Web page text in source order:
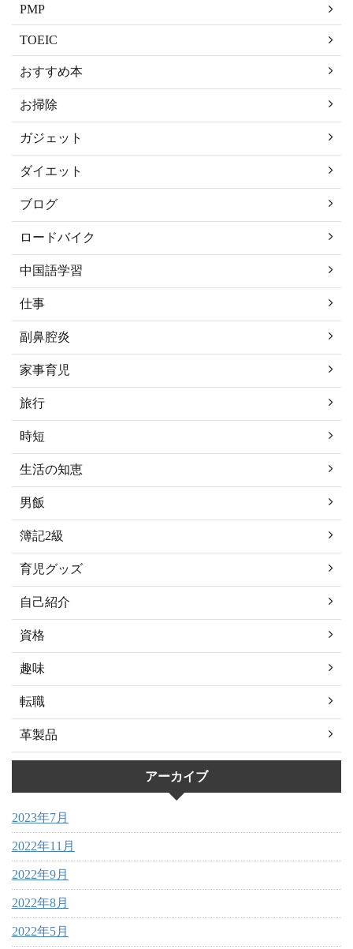
PMP
TOEIC
おすすめ本
お掃除
ガジェット
ダイエット
ブログ
ロードバイク
中国語学習
仕事
副鼻腔炎
家事育児
旅行
時短
生活の知恵
男飯
簿記2級
育児グッズ
自己紹介
資格
趣味
転職
革製品
アーカイブ
2023年7月
2022年11月
2022年9月
2022年8月
2022年5月